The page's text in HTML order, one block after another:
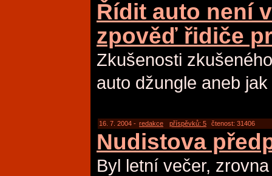
Řídit auto není
zpověď řidiče
Zkušenosti
auto džungle aneb
16. 7. 2004 - redakce příspěvků: 5 čtenost: 31406
Nudistova
Byl letní večer,